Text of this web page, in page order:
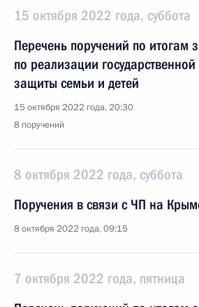
15 октября 2022 года, суббота
Перечень поручений по итогам
по реализации
защиты семьи и детей
15 октября 2022 года, 20:30
8 поручений
8 октября 2022 года, суббота
Поручения в связи с ЧП на
8 октября 2022 года, 09:15
7 октября 2022 года, пятница